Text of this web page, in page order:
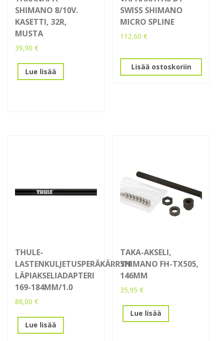
SHIMANO 8/10V.
KASETTI, 32R,
MUSTA
39,90 €
Lue lisää
SWISS SHIMANO
MICRO SPLINE
112,60€
Lisää ostoskoriin
THULE-
LASTENKULJETUSPERÄKÄRRYN
LÄPIAKSELIADAPTERI
169-184MM/1.0
88,00 €
Lue lisää
TAKA-AKSELI,
SHIMANO FH-TX505,
146MM
35,95€
Lue lisää